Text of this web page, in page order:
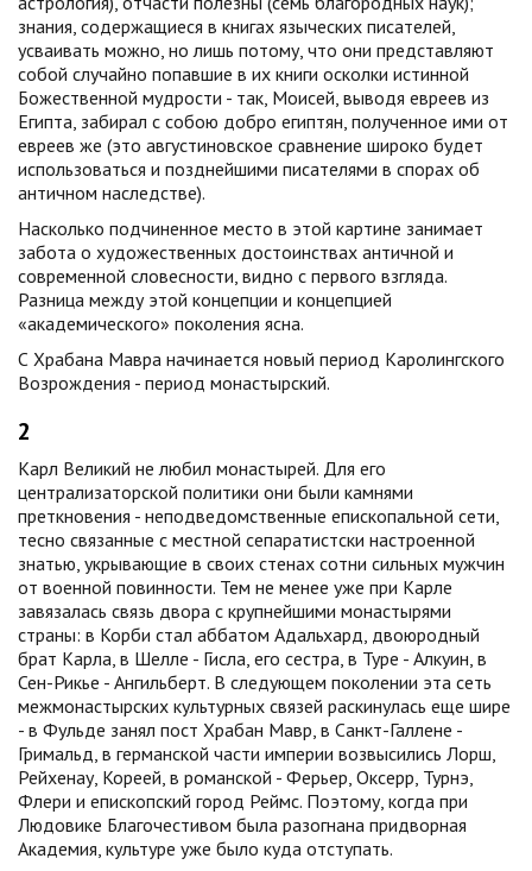
знания, содержащиеся в книгах языческих писателей,
усваивать можно, но лишь потому, что они представляют
собой случайно попавшие в их книги осколки истинной
Божественной мудрости - так, Моисей, выводя евреев из
Египта, забирал с собою добро египтян, полученное ими от
евреев же (это августиновское сравнение широко будет
использоваться и позднейшими писателями в спорах об
античном наследстве).
Насколько подчиненное место в этой картине занимает
забота о художественных достоинствах античной и
современной словесности, видно с первого взгляда.
Разница между этой концепции и концепцией
«академического» поколения ясна.
С Храбана Мавра начинается новый период Каролингского
Возрождения - период монастырский.
2
Карл Великий не любил монастырей. Для его
централизаторской политики они были камнями
преткновения - неподведомственные епископальной сети,
тесно связанные с местной сепаратистски настроенной
знатью, укрывающие в своих стенах сотни сильных мужчин
от военной повинности. Тем не менее уже при Карле
завязалась связь двора с крупнейшими монастырями
страны: в Корби стал аббатом Адальхард, двоюродный
брат Карла, в Шелле - Гисла, его сестра, в Туре - Алкуин, в
Сен-Рикье - Ангильберт. В следующем поколении эта сеть
межмонастырских культурных связей раскинулась еще шире
- в Фульде занял пост Храбан Мавр, в Санкт-Галлене -
Гримальд, в германской части империи возвысились Лорш,
Рейхенау, Кореей, в романской - Ферьер, Оксерр, Турнэ,
Флери и епископский город Реймс. Поэтому, когда при
Людовике Благочестивом была разогнана придворная
Академия, культуре уже было куда отступать.